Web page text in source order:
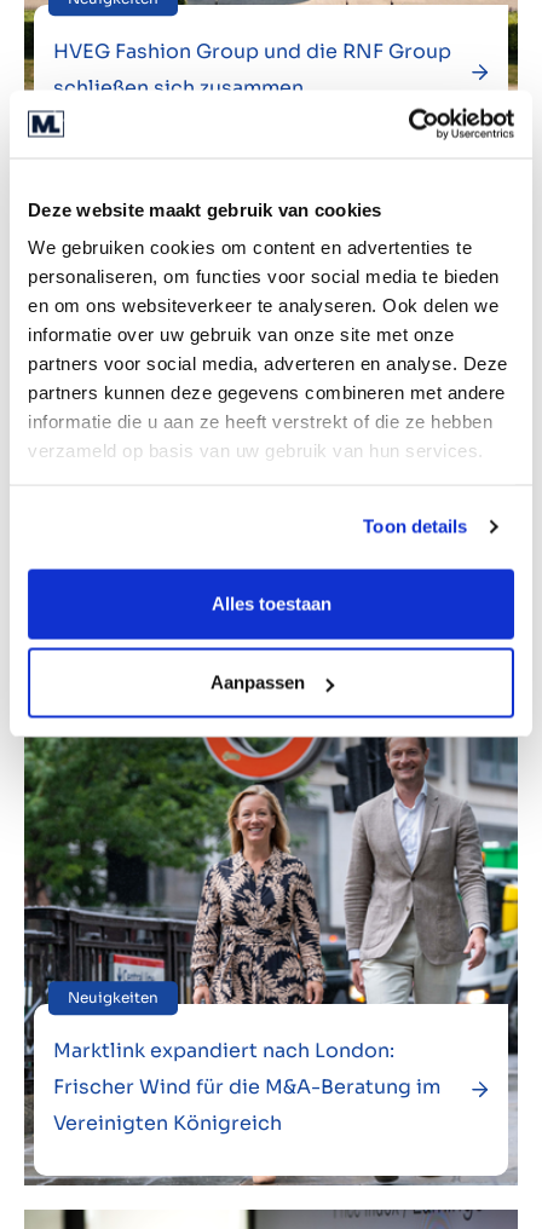
Deze website maakt gebruik van cookies
We gebruiken cookies om content en advertenties te
personaliseren, om functies voor social media te bieden
en om ons websiteverkeer te analyseren. Ook delen we
informatie over uw gebruik van onze site met onze
partners voor social media, adverteren en analyse. Deze
partners kunnen deze gegevens combineren met andere
informatie die u aan ze heeft verstrekt of die ze hebben
verzameld op basis van uw gebruik van hun services.
Toon details
Alles toestaan
Aanpassen
HVEG Fashion Group und die RNF Group
schließen sich zusammen
Marktlink expandiert nach Warschau und
eröffnet das erste Office in Mittel- und
Neuigkeiten
Marktlink expandiert nach London:
Frischer Wind für die M&A-Beratung im
Vereinigten Königreich